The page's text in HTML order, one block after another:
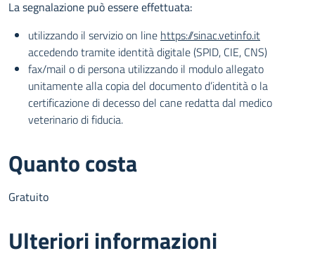
La segnalazione può essere effettuata:
utilizzando il servizio on line https://sinac.vetinfo.it
accedendo tramite identità digitale (SPID, CIE, CNS)
fax/mail o di persona utilizzando il modulo allegato
unitamente alla copia del documento d’identità o la
certificazione di decesso del cane redatta dal medico
veterinario di fiducia.
Quanto costa
Gratuito
Ulteriori informazioni